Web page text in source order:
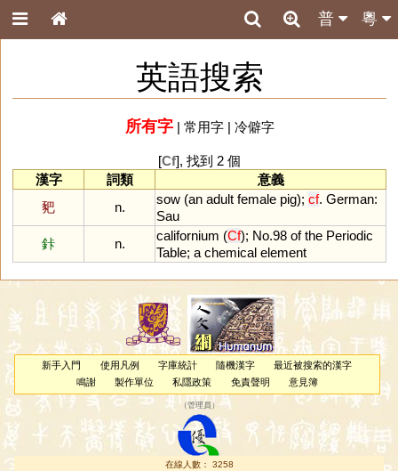
粵
普
英語搜索
所有字| 常用字| 冷僻字
[Cf], 找到 2 個
漢字
詞類
意義
豝
n.
sow (an adult female pig); cf. German:
Sau
鉲
n.
californium (Cf); No.98 of the Periodic
Table; a chemical element
新手入門 使用凡例 字庫統計 隨機漢字
最近被搜索的漢字
鳴謝
製作單位 私隱政策 免責聲明 意見簿
（管理員 ）
在線人數： 3258